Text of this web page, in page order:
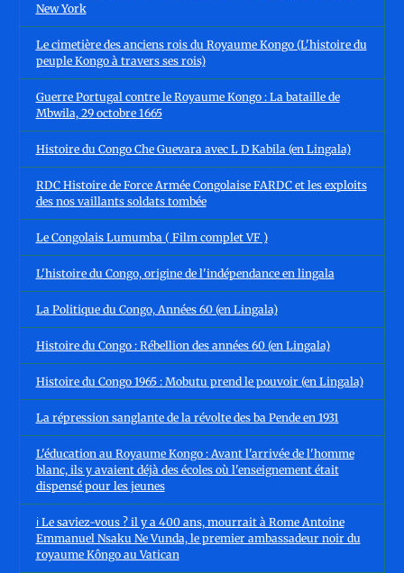
New York
Le cimetière des anciens rois du Royaume Kongo (L'histoire du
peuple Kongo à travers ses rois)
Guerre Portugal contre le Royaume Kongo : La bataille de
Mbwila, 29 octobre 1665
Histoire du Congo Che Guevara avec L D Kabila (en Lingala)
RDC Histoire de Force Armée Congolaise FARDC et les exploits
des nos vaillants soldats tombée
Le Congolais Lumumba ( Film complet VF )
L'histoire du Congo, origine de l'indépendance en lingala
La Politique du Congo, Années 60 (en Lingala)
Histoire du Congo : Rébellion des années 60 (en Lingala)
Histoire du Congo 1965 : Mobutu prend le pouvoir (en Lingala)
La répression sanglante de la révolte des ba Pende en 1931
L'éducation au Royaume Kongo : Avant l'arrivée de l'homme
blanc, ils y avaient déjà des écoles où l'enseignement était
dispensé pour les jeunes
ℹ️ Le saviez-vous ? il y a 400 ans, mourrait à Rome Antoine
Emmanuel Nsaku Ne Vunda, le premier ambassadeur noir du
royaume Kôngo au Vatican